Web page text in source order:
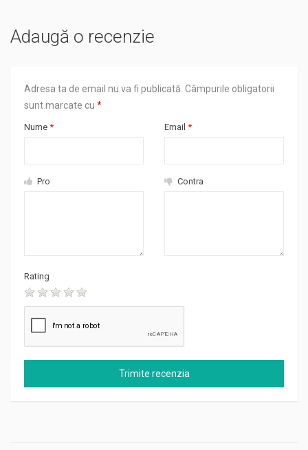
Adaugă o recenzie
Adresa ta de email nu va fi publicată. Câmpurile obligatorii
sunt marcate cu *
Nume * Email *
Pro Contra
Rating